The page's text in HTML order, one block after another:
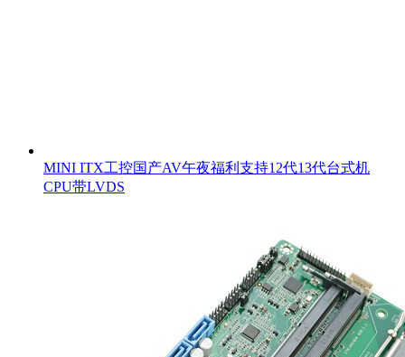
MINI ITX工控国产AV午夜福利支持12代13代台式机
CPU带LVDS